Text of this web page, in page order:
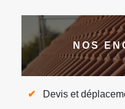
NOS
Devis et